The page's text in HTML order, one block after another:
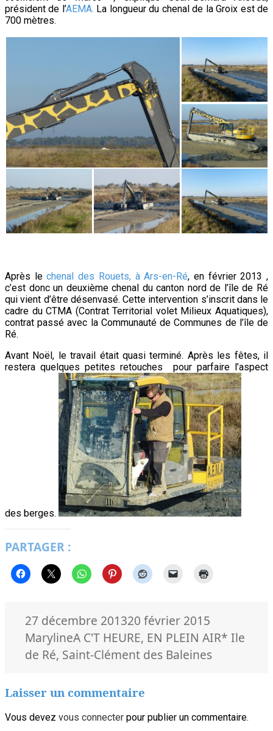
président de l’AEMA. La longueur du chenal de la Groix est de
700 mètres.
Après lechenal des Rouets, à Ars-en-Ré, en février 2013 ,
c’est donc un deuxième chenal du canton nord de l’île de Ré
qui vient d’être désenvasé. Cette intervention s’inscrit dans le
cadre du CTMA (Contrat Territorial volet Milieux Aquatiques),
contrat passé avec la Communauté de Communes de l’île de
Ré.
Avant Noël, le travail était quasi terminé. Après les fêtes, il
restera quelques petites retouches pour parfaire l’aspect
des berges.
PARTAGER :
Publié
le
27 décembre 201320 février 2015
MarylineCatégories
A C'T HEURE, EN PLEIN AIRMots-
* Ile
de Ré, Saint-Clément des Baleines
Laisser un commentaire
Vous devez vous connecter pour publier un commentaire.